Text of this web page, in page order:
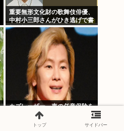
重要無形文化財の歌舞伎俳優、
中村小三郎さんがひき逃げで書
類送検
カズレーザー、車の任意保険を
巡り持論「強制しろよ！」「保
険にも入れないヤツは運転すん
トップ サイドバー